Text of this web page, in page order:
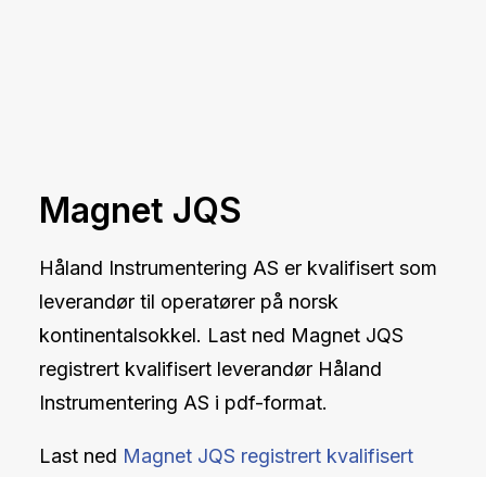
Magnet JQS
Håland Instrumentering AS er kvalifisert som
leverandør til operatører på norsk
kontinentalsokkel. Last ned Magnet JQS
registrert kvalifisert leverandør Håland
Instrumentering AS i pdf-format.
Last ned Magnet JQS registrert kvalifisert